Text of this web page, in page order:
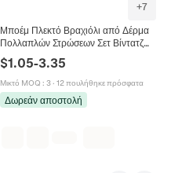
+7
Μποέμ Πλεκτό Βραχιόλι από Δέρμα
Πολλαπλών Στρώσεων Σετ Βίντατζ
Ξύλινη Χάντρα Δέντρο της Ζωής
Σταυρός Αστέρι του Δαβίδ
$1.05-3.35
Μικτό MOQ : 3· 12 πουλήθηκε πρόσφατα
Δωρεάν αποστολή